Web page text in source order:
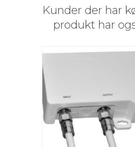
Kunder der har
produkt har